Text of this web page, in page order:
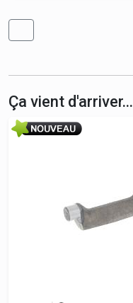
Ça vient d'arriver...